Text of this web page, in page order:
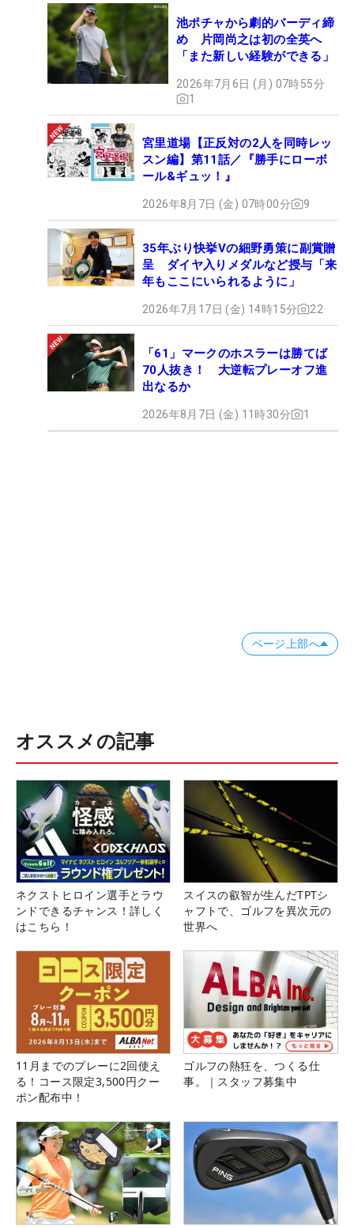
池ポチャから劇的バーディ締
め 片岡尚之は初の全英へ
「また新しい経験ができる」
2026年7月6日 (月) 07時55分
1
宮里道場【正反対の2人を同時レッ
スン編】第11話／『勝手にローボ
ール&ギュッ！』
2026年8月7日 (金) 07時00分 9
35年ぶり快挙Vの細野勇策に副賞贈
呈 ダイヤ入りメダルなど授与「来
年もここにいられるように」
2026年7月17日 (金) 14時15分 22
「61」マークのホスラーは勝てば
70人抜き！ 大逆転プレーオフ進
出なるか
2026年8月7日 (金) 11時30分 1
ページ上部へ
オススメの記事
ネクストヒロイン選手とラウ
ンドできるチャンス！詳しく
はこちら！
スイスの叡智が生んだTPTシ
ャフトで、ゴルフを異次元の
世界へ
11月までのプレーに2回使え
る！コース限定3,500円クー
ポン配布中！
ゴルフの熱狂を、つくる仕
事。｜スタッフ募集中